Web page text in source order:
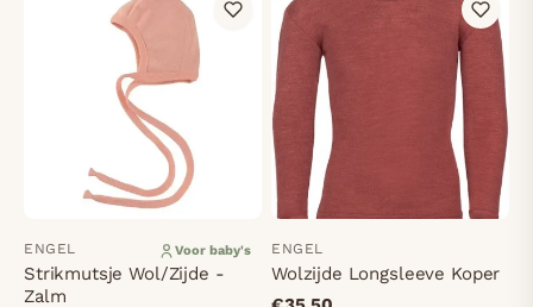
ENGEL Voor baby's
Strikmutsje Wol/Zijde -
Zalm
ENGEL
Wolzijde Longsleeve Koper